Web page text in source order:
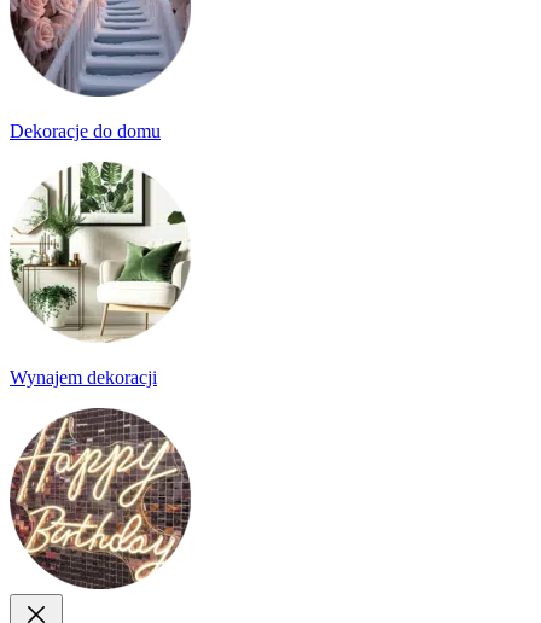
Dekoracje do domu
Wynajem dekoracji